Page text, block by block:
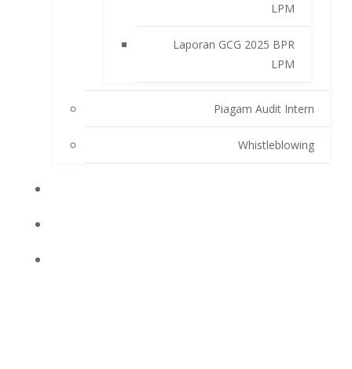
LPM
Laporan GCG 2025 BPR
LPM
Piagam Audit Intern
Whistleblowing